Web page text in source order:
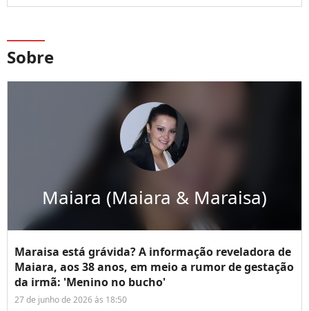
Sobre
Maiara (Maiara & Maraisa)
Maraisa está grávida? A informação reveladora de
Maiara, aos 38 anos, em meio a rumor de gestação
da irmã: 'Menino no bucho'
27 de junho de 2026 às 18:50